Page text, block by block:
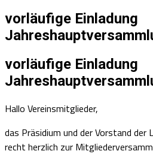
vorläufige Einladung
vorläufige Einladung
Hallo Vereinsmitglieder,
das Präsidium und der Vorstand der
recht herzlich zur